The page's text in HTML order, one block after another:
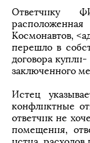
Ответчику
Космонавтов,
перешло в
договора
заключенного
Истец
конфликтные
ответчик не
помещения,